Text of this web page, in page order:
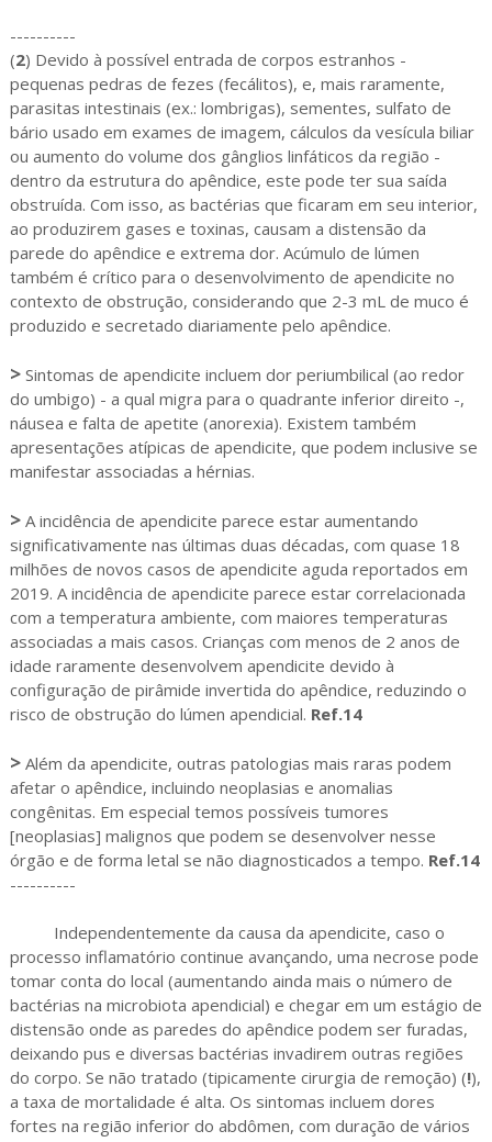
----------
(2) Devido à possível entrada de corpos estranhos -
pequenas pedras de fezes (fecálitos), e, mais raramente,
parasitas intestinais (ex.: lombrigas), sementes, sulfato de
bário usado em exames de imagem, cálculos da vesícula biliar
ou aumento do volume dos gânglios linfáticos da região -
dentro da estrutura do apêndice, este pode ter sua saída
obstruída. Com isso, as bactérias que ficaram em seu interior,
ao produzirem gases e toxinas, causam a distensão da
parede do apêndice e extrema dor. Acúmulo de lúmen
também é crítico para o desenvolvimento de apendicite no
contexto de obstrução, considerando que 2-3 mL de muco é
produzido e secretado diariamente pelo apêndice.
>Sintomas de apendicite incluem dor periumbilical (ao redor
do umbigo) - a qual migra para o quadrante inferior direito -,
náusea e falta de apetite (anorexia). Existem também
apresentações atípicas de apendicite, que podem inclusive se
manifestar associadas a hérnias.
>A incidência de apendicite parece estar aumentando
significativamente nas últimas duas décadas, com quase 18
milhões de novos casos de apendicite aguda reportados em
2019. A incidência de apendicite parece estar correlacionada
com a temperatura ambiente, com maiores temperaturas
associadas a mais casos. Crianças com menos de 2 anos de
idade raramente desenvolvem apendicite devido à
configuração de pirâmide invertida do apêndice, reduzindo o
risco de obstrução do lúmen apendicial. Ref.14
>Além da apendicite, outras patologias mais raras podem
afetar o apêndice, incluindo neoplasias e anomalias
congênitas. Em especial temos possíveis tumores
[neoplasias] malignos que podem se desenvolver nesse
órgão e de forma letal se não diagnosticados a tempo. Ref.14
----------
Independentemente da causa da apendicite, caso o
processo inflamatório continue avançando, uma necrose pode
tomar conta do local (aumentando ainda mais o número de
bactérias na microbiota apendicial) e chegar em um estágio de
distensão onde as paredes do apêndice podem ser furadas,
deixando pus e diversas bactérias invadirem outras regiões
do corpo. Se não tratado (tipicamente cirurgia de remoção) (!),
a taxa de mortalidade é alta. Os sintomas incluem dores
fortes na região inferior do abdômen, com duração de vários